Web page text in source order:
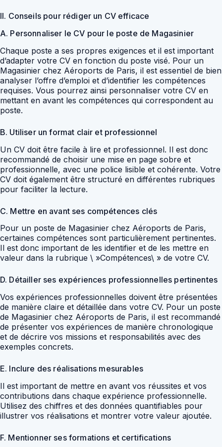
II. Conseils pour rédiger un CV efficace
A. Personnaliser le CV pour le poste de Magasinier
Chaque poste a ses propres exigences et il est important
d’adapter votre CV en fonction du poste visé. Pour un
Magasinier chez Aéroports de Paris, il est essentiel de bien
analyser l’offre d’emploi et d’identifier les compétences
requises. Vous pourrez ainsi personnaliser votre CV en
mettant en avant les compétences qui correspondent au
poste.
B. Utiliser un format clair et professionnel
Un CV doit être facile à lire et professionnel. Il est donc
recommandé de choisir une mise en page sobre et
professionnelle, avec une police lisible et cohérente. Votre
CV doit également être structuré en différentes rubriques
pour faciliter la lecture.
C. Mettre en avant ses compétences clés
Pour un poste de Magasinier chez Aéroports de Paris,
certaines compétences sont particulièrement pertinentes.
Il est donc important de les identifier et de les mettre en
valeur dans la rubrique \ »Compétences\ » de votre CV.
D. Détailler ses expériences professionnelles pertinentes
Vos expériences professionnelles doivent être présentées
de manière claire et détaillée dans votre CV. Pour un poste
de Magasinier chez Aéroports de Paris, il est recommandé
de présenter vos expériences de manière chronologique
et de décrire vos missions et responsabilités avec des
exemples concrets.
E. Inclure des réalisations mesurables
Il est important de mettre en avant vos réussites et vos
contributions dans chaque expérience professionnelle.
Utilisez des chiffres et des données quantifiables pour
illustrer vos réalisations et montrer votre valeur ajoutée.
F. Mentionner ses formations et certifications